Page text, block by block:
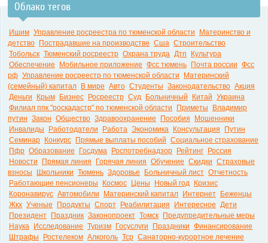
Облако тегов
Ишим Управление росреестра по тюменской области
Материнство и
детство
Пострадавшие на производстве Сша Строительство
Тобольск Тюменский росреестр Охрана труда Дтп
Культура
Обеспечение
Мобильное приложение Фсс тюмень Почта россии Фсс
рф Управление росреестр по тюменской области
Материнский
(семейный) капитал
В мире Авто Студенты Законодательство Акция
Деньги
Крым Бизнес Росреестр Суд Больничный Китай Украина
Филиал ппк "роскадастр" по тюменской области
Приметы
Владимир
путин Закон Общество Здравоохранение Пособия
Мошенники
Инвалиды
Работодатели Работа Экономика Консультация
Путин
Семинар
Конкурс Прямые выплаты пособий Социальное страхование
Пфр Образование Госдума Роспотребнадзор Рейтинг
Россия
Новости
Прямая линия Горячая линия Обучение Скидки Страховые
взносы
Школьники Тюмень Здоровье Больничный лист Отчетность
Работающие пенсионеры
Космос Цены Новый год
Кризис
Коронавирус Автомобили Материнский капитал Интернет
Беженцы
Жкх Ученые Продукты Спорт Реабилитация Интересное Дети
Президент
Праздник Законопроект Томск
Предупредительные меры
Наука
Исследование Туризм Госуслуги Праздники Финансирование
Штрафы
Ростелеком Алкоголь Тср Санаторно-курортное лечение